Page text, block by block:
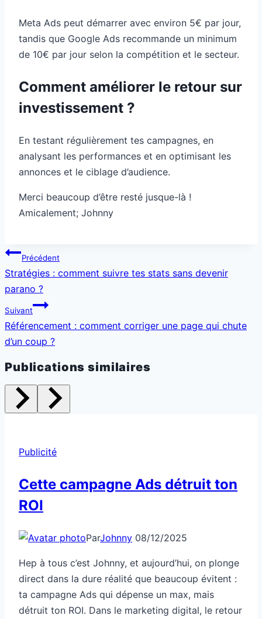
Meta Ads peut démarrer avec environ 5€ par jour,
tandis que Google Ads recommande un minimum
de 10€ par jour selon la compétition et le secteur.
Comment améliorer le retour sur
investissement ?
En testant régulièrement tes campagnes, en
analysant les performances et en optimisant les
annonces et le ciblage d’audience.
Merci beaucoup d’être resté jusque-là !
Amicalement; Johnny
Navigation
de
l’article
Précédent
Stratégies : comment suivre tes stats sans devenir
parano ?
Suivant
Référencement : comment corriger une page qui chute
d’un coup ?
Publications similaires
Publicité
Cette campagne Ads détruit ton
ROI
ParJohnny 08/12/2025
Hep à tous c’est Johnny, et aujourd’hui, on plonge
direct dans la dure réalité que beaucoup évitent :
ta campagne Ads qui dépense un max, mais
détruit ton ROI. Dans le marketing digital, le retour